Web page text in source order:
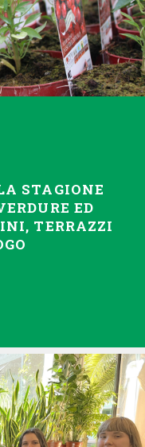
STAGIONE
ED
TERRAZZI